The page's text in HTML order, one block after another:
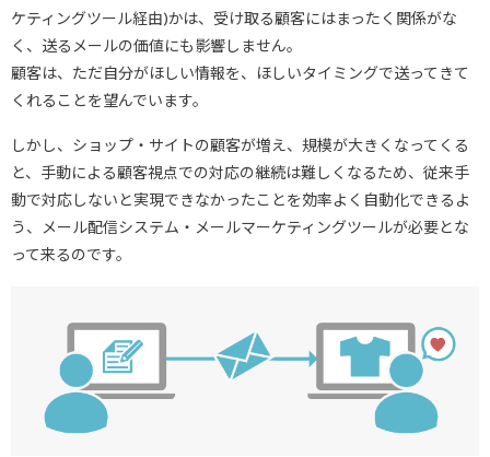
ケティングツール経由)かは、受け取る顧客にはまったく関係がな
く、送るメールの価値にも影響しません。
顧客は、ただ自分がほしい情報を、ほしいタイミングで送ってきて
くれることを望んでいます。
しかし、ショップ・サイトの顧客が増え、規模が大きくなってくる
と、手動による顧客視点での対応の継続は難しくなるため、従来手
動で対応しないと実現できなかったことを効率よく自動化できるよ
う、メール配信システム・メールマーケティングツールが必要とな
って来るのです。